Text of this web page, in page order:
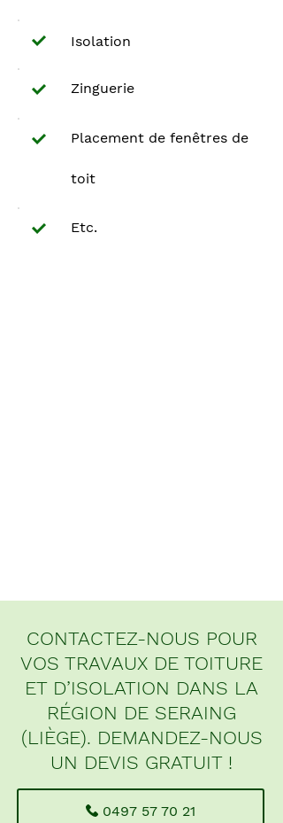
Isolation
Zinguerie
Placement de fenêtres de
toit
Etc.
CONTACTEZ-NOUS POUR
VOS TRAVAUX DE TOITURE
ET D’ISOLATION DANS LA
RÉGION DE SERAING
(LIÈGE). DEMANDEZ-NOUS
UN DEVIS GRATUIT !
0497 57 70 21